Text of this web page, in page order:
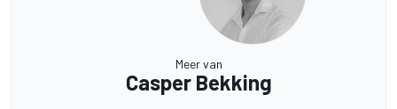
Meer van
Casper Bekking